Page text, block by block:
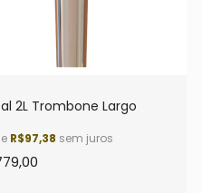
2L Trombone Largo
R$97,38 sem juros